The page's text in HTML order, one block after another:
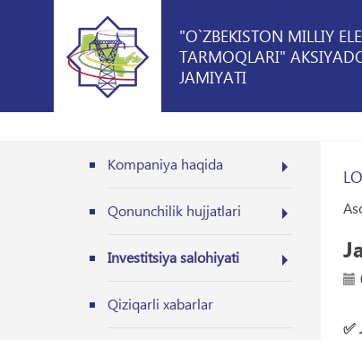
"O`ZBEKISTON MILLIY
TARMOQLARI"
JAMIYATI
Kompaniya haqida
Qonunchilik hujjatlari
Investitsiya salohiyati
Qiziqarli xabarlar
✅